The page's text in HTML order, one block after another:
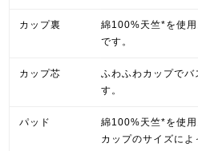
カップ裏
綿100%天竺*を使用
です。
カップ芯
ふわふわカップでバ
す。
パッド
綿100%天竺*を使用
カップのサイズに